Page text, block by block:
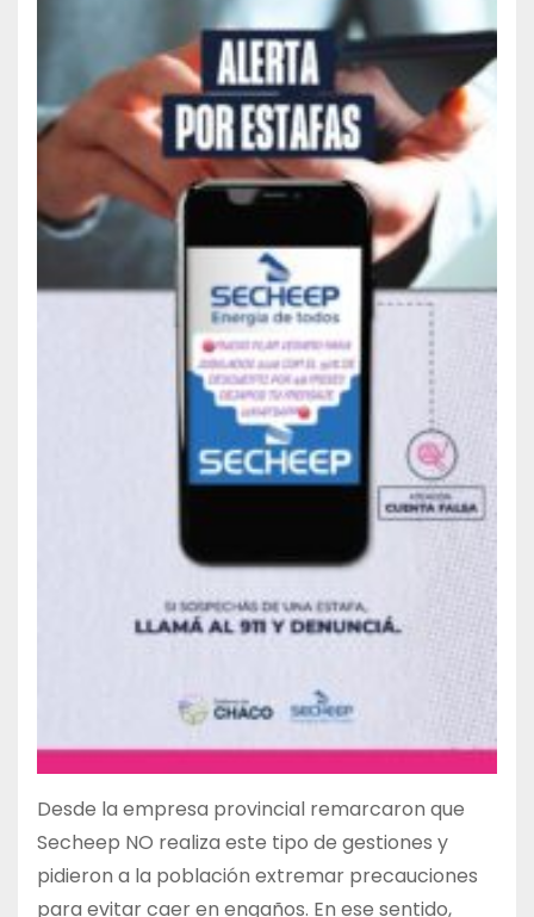
Desde la empresa provincial remarcaron que
Secheep NO realiza este tipo de gestiones y
pidieron a la población extremar precauciones
para evitar caer en engaños. En ese sentido,